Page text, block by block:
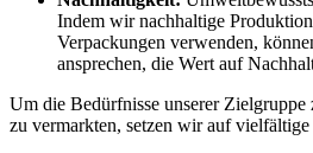
Indem wir nachhaltige
⁢Verpackungen verwenden,‍
ansprechen, die Wert auf
Um die Bedürfnisse unserer Zielgruppe
zu‌ vermarkten, setzen wir⁢ auf vielfältige